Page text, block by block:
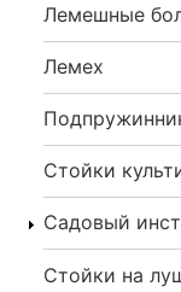
Лемешные
Лемех
Стойки
Садовый
Стойки на